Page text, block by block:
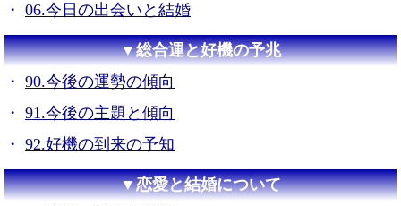
06.今日の出会いと結婚
▼総合運と好機の予兆
90.今後の運勢の傾向
91.今後の主題と傾向
92.好機の到来の予知
▼恋愛と結婚について